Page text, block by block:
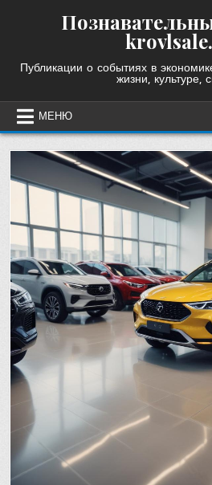
Публикации о событиях в
жизни, культуре,
МЕНЮ